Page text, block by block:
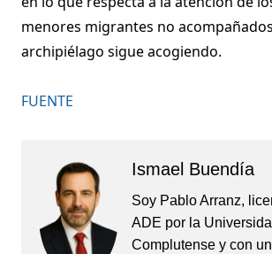
menores migrantes no
archipiélago sigue acogiendo.
FUENTE
Ismael Buendía
Soy Pablo Arranz,
ADE por la
Complutense y con